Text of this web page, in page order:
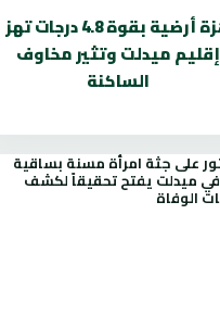
هزة أرضية بقوة 4.8 درجات تهز
إقليم ميدلت وتثير مخاوف
الساكنة